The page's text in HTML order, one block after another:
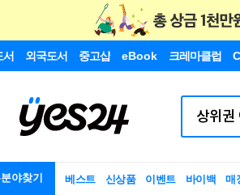
서 외국도서 중고샵 eBook 크레마클럽
야찾기 베스트 신상품 이벤트 바이백 매